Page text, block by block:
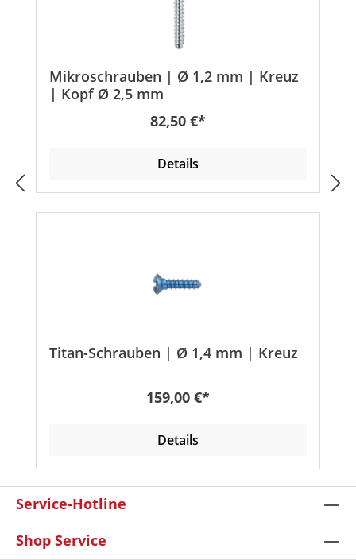
Mikroschrauben | Ø 1,2 mm | Kreuz
| Kopf Ø 2,5 mm
Regulärer Preis:
82,50 €*
Details
Titan-Schrauben | Ø 1,4 mm | Kreuz
Regulärer Preis:
159,00 €*
Details
Service-Hotline
Shop Service